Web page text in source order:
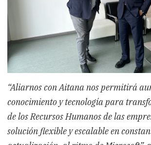
“Aliarnos con Aitana nos permitirá
conocimiento y tecnología para
de los Recursos Humanos de las
solución flexible y escalable en